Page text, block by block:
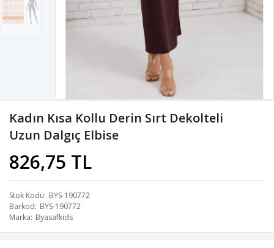
Kadın Kısa Kollu Derin Sırt Dekolteli
Uzun Dalgıç Elbise
826,75 TL
Stok Kodu BYS-190772
Barkod BYS-190772
Marka Byasafkids